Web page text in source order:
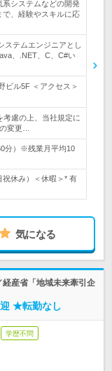
系システムなどの開発
で、経験やスキルに応
ステムエンジニアとし
、.NET、C、C#い
ビル5F ＜アクセス＞
慮の上、当社規定に
変更…
分）※残業月平均10
休み）＜休暇＞* 有
気になる
産省「地域未来牽引企
迎 ★転勤なし
学歴不問